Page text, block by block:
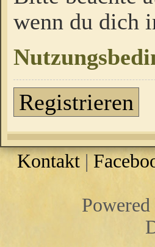
wenn du dich
Registrieren
Kontakt |